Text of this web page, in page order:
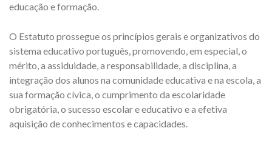
educação e formação.
O Estatuto prossegue os princípios gerais e organizativos do
sistema educativo português, promovendo, em especial, o
mérito, a assiduidade, a responsabilidade, a disciplina, a
integração dos alunos na comunidade educativa e na escola, a
sua formação cívica, o cumprimento da escolaridade
obrigatória, o sucesso escolar e educativo e a efetiva
aquisição de conhecimentos e capacidades.